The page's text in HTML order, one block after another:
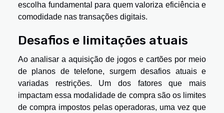
escolha fundamental para quem valoriza eficiência e
comodidade nas transações digitais.
Desafios e limitações atuais
Ao analisar a aquisição de jogos e cartões por meio
de planos de telefone, surgem desafios atuais e
variadas restrições. Um dos fatores que mais
impactam essa modalidade de compra são os limites
de compra impostos pelas operadoras, uma vez que